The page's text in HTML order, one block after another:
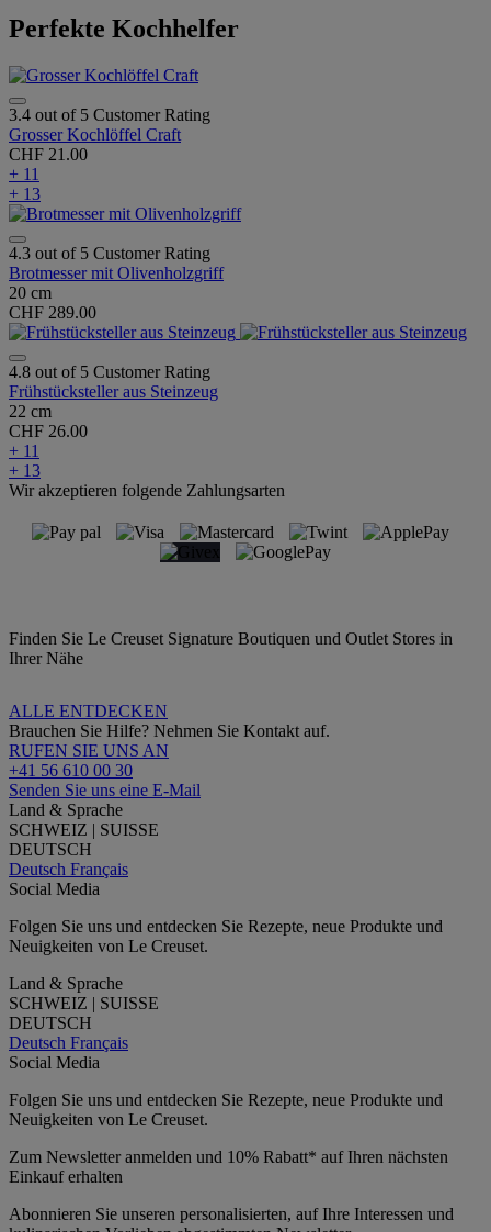
Perfekte Kochhelfer
3.4 out of 5 Customer Rating
Grosser Kochlöffel Craft
CHF 21.00
+ 11
+ 13
4.3 out of 5 Customer Rating
Brotmesser mit Olivenholzgriff
20 cm
CHF 289.00
4.8 out of 5 Customer Rating
Frühstücksteller aus Steinzeug
22 cm
CHF 26.00
+ 11
+ 13
Wir akzeptieren folgende Zahlungsarten
Finden Sie Le Creuset Signature Boutiquen und Outlet Stores in
Ihrer Nähe
ALLE ENTDECKEN
Brauchen Sie Hilfe? Nehmen Sie Kontakt auf.
RUFEN SIE UNS AN
+41 56 610 00 30
Senden Sie uns eine E-Mail
Land & Sprache
SCHWEIZ | SUISSE
DEUTSCH
Deutsch Français
Social Media
Folgen Sie uns und entdecken Sie Rezepte, neue Produkte und
Neuigkeiten von Le Creuset.
Land & Sprache
SCHWEIZ | SUISSE
DEUTSCH
Deutsch Français
Social Media
Folgen Sie uns und entdecken Sie Rezepte, neue Produkte und
Neuigkeiten von Le Creuset.
Zum Newsletter anmelden und 10% Rabatt* auf Ihren nächsten
Einkauf erhalten
Abonnieren Sie unseren personalisierten, auf Ihre Interessen und